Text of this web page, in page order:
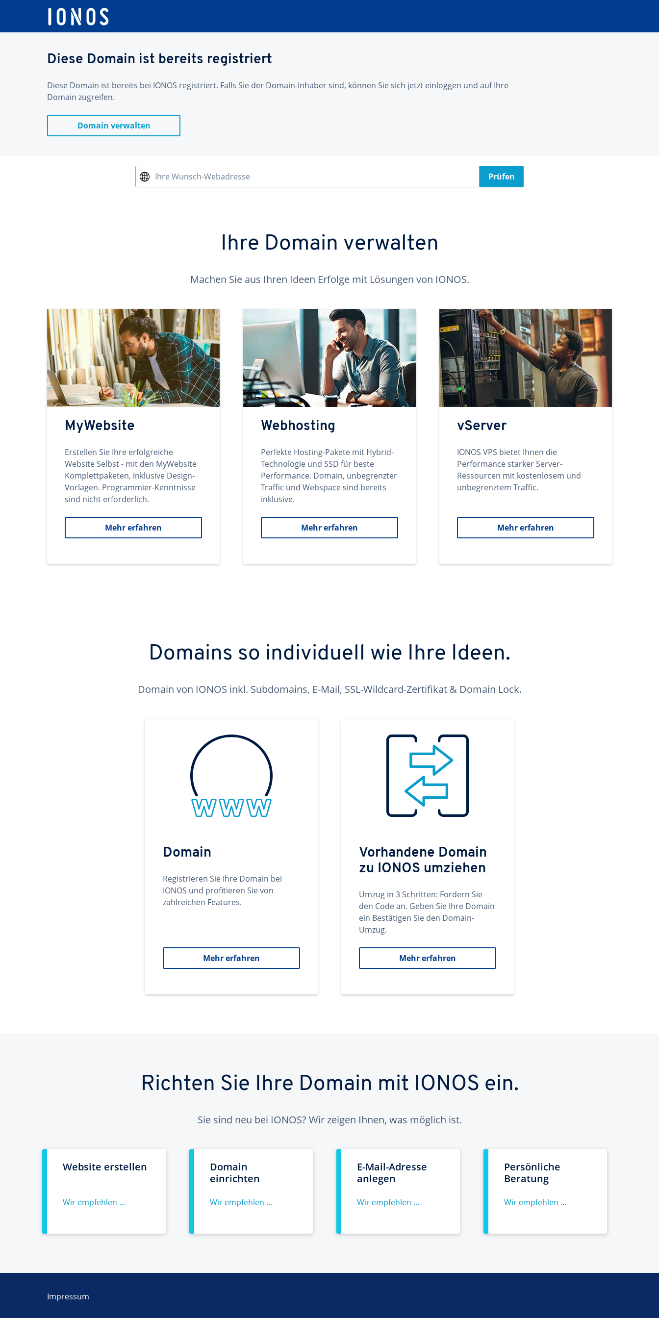
Diese Domain ist bereits registriert
Diese Domain ist bereits bei IONOS registriert. Falls Sie der Domain-Inhaber sind, können Sie sich jetzt einloggen und auf Ihre
Domain zugreifen.
Domain verwalten
Ihre Wunsch-Webadresse Prüfen
Ihre Domain verwalten
Machen Sie aus Ihren Ideen Erfolge mit Lösungen von IONOS.
MyWebsite
Erstellen Sie Ihre erfolgreiche
Website Selbst - mit den MyWebsite
Komplettpaketen, inklusive Design-
Vorlagen. Programmier-Kenntnisse
sind nicht erforderlich.
Mehr erfahren
Webhosting
Perfekte Hosting-Pakete mit Hybrid-
Technologie und SSD für beste
Performance. Domain, unbegrenzter
Traffic und Webspace sind bereits
inklusive.
Mehr erfahren
vServer
IONOS VPS bietet Ihnen die
Performance starker Server-
Ressourcen mit kostenlosem und
unbegrenztem Traffic.
Mehr erfahren
Domains so individuell wie Ihre Ideen.
Domain von IONOS inkl. Subdomains, E-Mail, SSL-Wildcard-Zertifikat & Domain Lock.
Domain
Registrieren Sie Ihre Domain bei
IONOS und profitieren Sie von
zahlreichen Features.
Mehr erfahren
Vorhandene Domain
zu IONOS umziehen
Umzug in 3 Schritten: Fordern Sie
den Code an. Geben Sie Ihre Domain
ein Bestätigen Sie den Domain-
Umzug.
Mehr erfahren
Richten Sie Ihre Domain mit IONOS ein.
Sie sind neu bei IONOS? Wir zeigen Ihnen, was möglich ist.
Website erstellen
Wir empfehlen ...
Domain
einrichten
Wir empfehlen ...
E-Mail-Adresse
anlegen
Wir empfehlen ...
Persönliche
Beratung
Wir empfehlen ...
Impressum